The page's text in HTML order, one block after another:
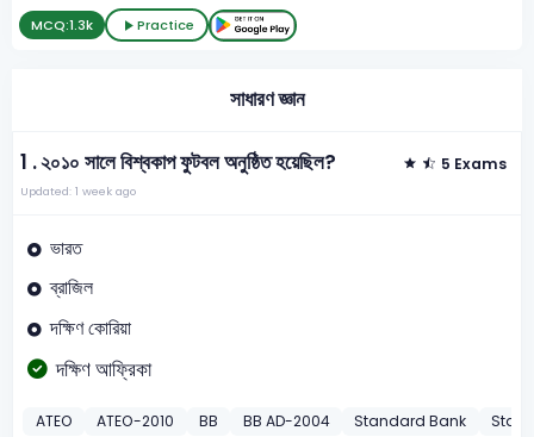
MCQ:1.3k Practice
সাধারণ জ্ঞান
1 .২০১০ সালে বিশ্বকাপ ফুটবল অনুষ্ঠিত হয়েছিল? 5 Exams
Updated: 1 week ago
ভারত
ব্রাজিল
দক্ষিণ কোরিয়া
দক্ষিণ আফ্রিকা
ATEO ATEO-2010 BB BB AD-2004 Standard Bank